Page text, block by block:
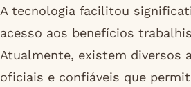
A tecnologia facilitou
acesso aos benefícios
Atualmente, existem diversos
oficiais e confiáveis que